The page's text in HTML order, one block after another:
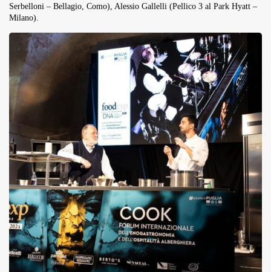
Serbelloni – Bellagio, Como), Alessio Gallelli (Pellico 3 al Park Hyatt –
Milano).